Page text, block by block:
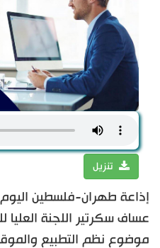
تنزيل
إذاعة طهران-فلسطين
عساف سكرتير اللجنة
موضوع نظم التطبيع